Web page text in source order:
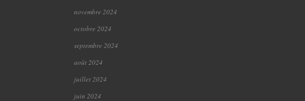
novembre 2024
octobre 2024
septembre 2024
août 2024
juillet 2024
juin 2024